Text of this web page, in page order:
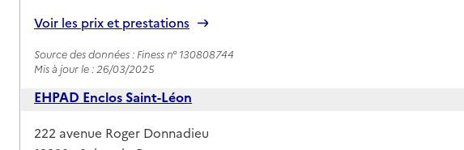
Voir les prix et prestations
Source des données : Finess n° 130808744
Mis à jour le : 26/03/2025
EHPAD Enclos Saint-Léon
Adresse
222 avenue Roger Donnadieu